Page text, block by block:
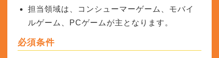
担当領域は、コンシューマーゲーム、モバイ
ルゲーム、PCゲームが主となります。
必須条件